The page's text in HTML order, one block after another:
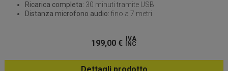
Ricarica completa: 30 minuti tramite USB
Distanza microfono audio: fino a 7 metri
199,00 € IVA
INC